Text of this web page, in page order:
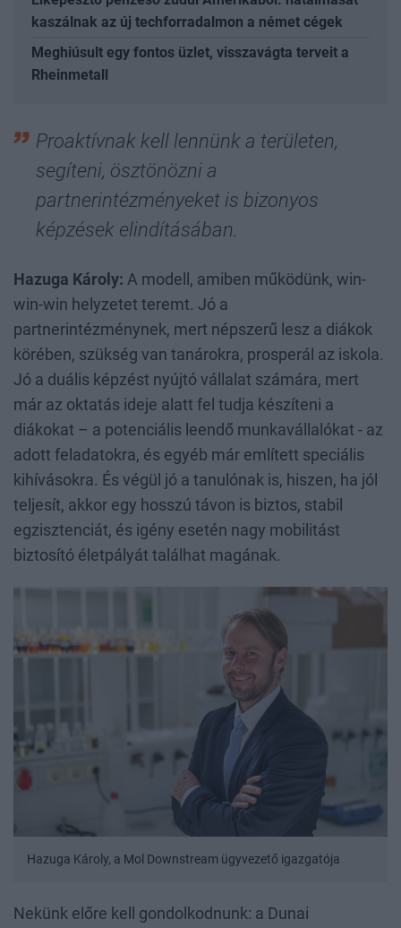
kaszálnak az új techforradalmon a német cégek
Meghiúsult egy fontos üzlet, visszavágta terveit a
Rheinmetall
Proaktívnak kell lennünk a területen,
segíteni, ösztönözni a
partnerintézményeket is bizonyos
képzések elindításában.
Hazuga Károly: A modell, amiben működünk, win-
win-win helyzetet teremt. Jó a
partnerintézménynek, mert népszerű lesz a diákok
körében, szükség van tanárokra, prosperál az iskola.
Jó a duális képzést nyújtó vállalat számára, mert
már az oktatás ideje alatt fel tudja készíteni a
diákokat – a potenciális leendő munkavállalókat - az
adott feladatokra, és egyéb már említett speciális
kihívásokra. És végül jó a tanulónak is, hiszen, ha jól
teljesít, akkor egy hosszú távon is biztos, stabil
egzisztenciát, és igény esetén nagy mobilitást
biztosító életpályát találhat magának.
Hazuga Károly, a Mol Downstream ügyvezető igazgatója
Nekünk előre kell gondolkodnunk: a Dunai